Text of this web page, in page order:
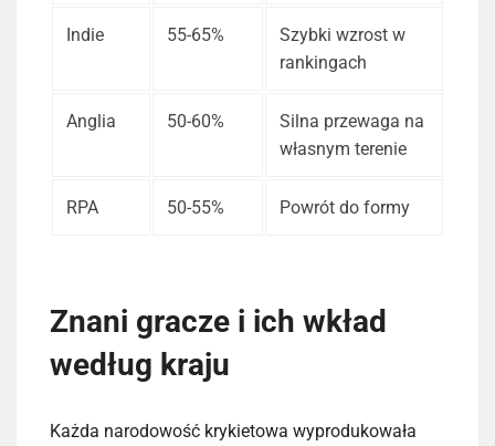
Indie 55-65%
Szybki wzrost w
rankingach
Anglia 50-60%
Silna przewaga na
własnym terenie
RPA 50-55% Powrót do formy
Znani gracze i ich wkład
według kraju
Każda narodowość krykietowa wyprodukowała